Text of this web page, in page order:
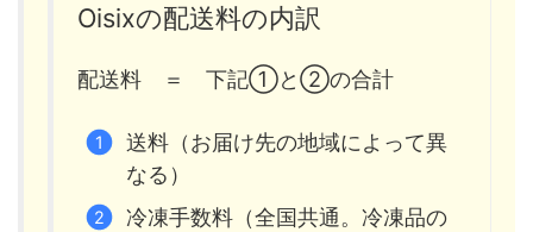
Oisixの配送料の内訳
配送料 ＝ 下記①と②の合計
送料（お届け先の地域によって異
なる）
冷凍手数料（全国共通。冷凍品の